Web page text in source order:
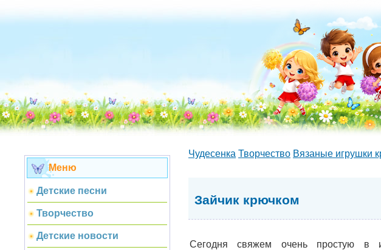
Меню
Детские песни
Творчество
Детские новости
Чудесенка Творчество Вязаные игрушки
Зайчик крючком
Сегодня свяжем очень простую в